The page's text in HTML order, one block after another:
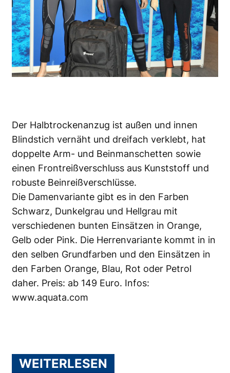
Der Halbtrockenanzug ist außen und innen
Blindstich vernäht und dreifach verklebt, hat
doppelte Arm- und Beinmanschetten sowie
einen Frontreißverschluss aus Kunststoff und
robuste Beinreißverschlüsse.
Die Damenvariante gibt es in den Farben
Schwarz, Dunkelgrau und Hellgrau mit
verschiedenen bunten Einsätzen in Orange,
Gelb oder Pink. Die Herrenvariante kommt in in
den selben Grundfarben und den Einsätzen in
den Farben Orange, Blau, Rot oder Petrol
daher. Preis: ab 149 Euro. Infos:
www.aquata.com
WEITERLESEN